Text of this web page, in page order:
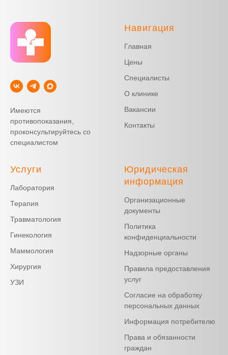
Имеются
противопоказания,
проконсультируйтесь со
специалистом
Навигация
Главная
Цены
Специалисты
О клинике
Вакансии
Контакты
Услуги
Лаборатория
Терапия
Травматология
Гинекология
Маммология
Хирургия
УЗИ
Юридическая
информация
Организационные
документы
Политика
конфиденциальности
Надзорные органы
Правила предоставления
услуг
Согласие на обработку
персональных данных
Информация потребителю
Права и обязанности
граждан